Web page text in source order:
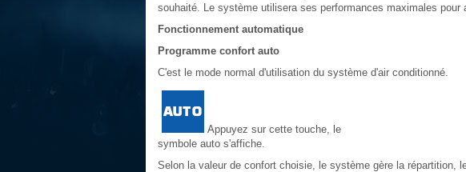
souhaité. Le système utilisera ses performances maximales pour
Fonctionnement automatique
Programme confort auto
C'est le mode normal d'utilisation du système d'air conditionné.
Appuyez sur cette touche, le
symbole auto s'affiche.
Selon la valeur de confort choisie, le système gère la répartition,